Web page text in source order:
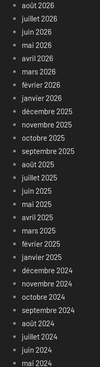
août 2026
juillet 2026
juin 2026
mai 2026
avril 2026
mars 2026
février 2026
janvier 2026
décembre 2025
novembre 2025
octobre 2025
septembre 2025
août 2025
juillet 2025
juin 2025
mai 2025
avril 2025
mars 2025
février 2025
janvier 2025
décembre 2024
novembre 2024
octobre 2024
septembre 2024
août 2024
juillet 2024
juin 2024
mai 2024